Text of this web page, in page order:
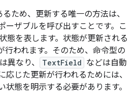
ため、更新する唯一の方法は、
ーザブルを呼び出すことです。こ
態を表します。状態が更新される
行われます。そのため、命令型の
異なり、
TextField などは自動
応じた更新が行われるためには、
状態を明示する必要があります。